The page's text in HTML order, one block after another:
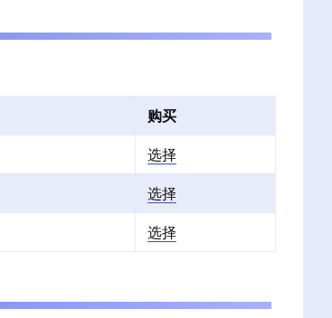
购买
选择
选择
选择